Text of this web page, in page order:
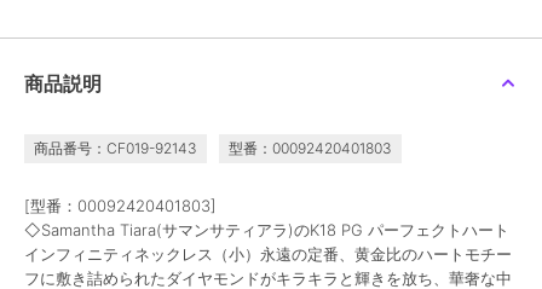
商品説明
商品番号：CF019-92143 型番：00092420401803
[型番：00092420401803]
◇Samantha Tiara(サマンサティアラ)のK18 PG パーフェクトハート
インフィニティネックレス（小）永遠の定番、黄金比のハートモチー
フに敷き詰められたダイヤモンドがキラキラと輝きを放ち、華奢な中